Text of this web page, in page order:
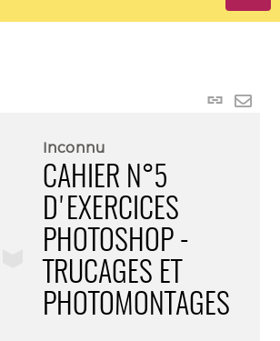
Lien
Inconnu
CAHIER N°5
D'EXERCICES
PHOTOSHOP -
TRUCAGES ET
PHOTOMONTAGES